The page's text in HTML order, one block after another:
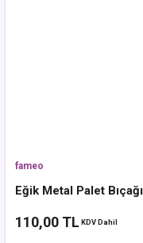
fameo
Eğik Metal Palet
110,00 TL KDV Dahil